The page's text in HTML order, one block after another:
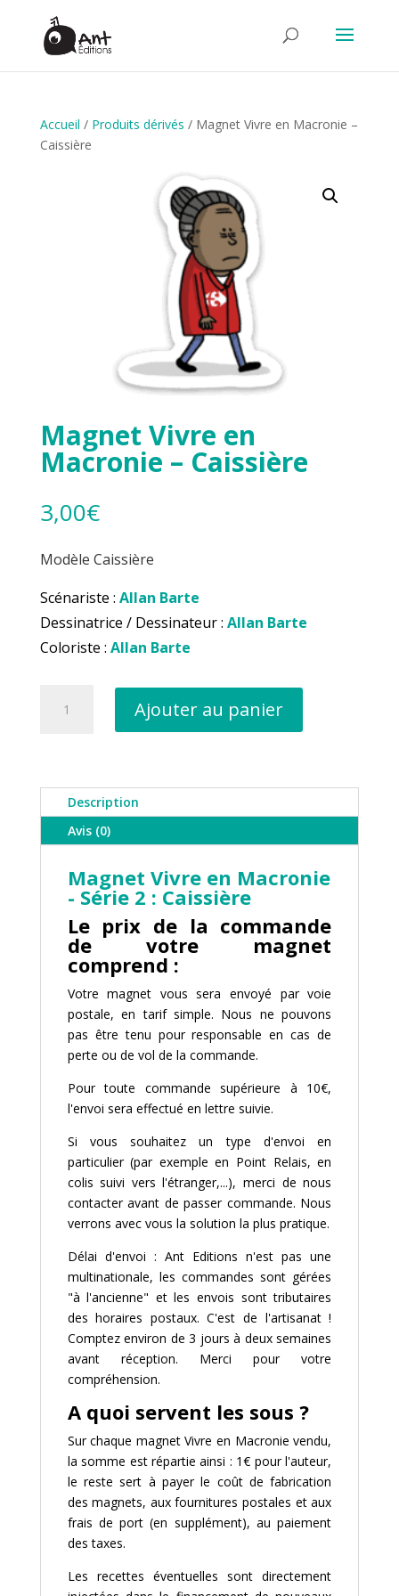
Accueil / Produits dérivés / Magnet Vivre en Macronie –
Caissière
Magnet Vivre en
Macronie – Caissière
3,00€
Modèle Caissière
Scénariste : Allan Barte
Dessinatrice / Dessinateur : Allan Barte
Coloriste : Allan Barte
Macronie
-
Caissière
Ajouter au panier
Description
Avis (0)
Magnet Vivre en Macronie
- Série 2 : Caissière
Le prix de la commande
de votre magnet
comprend :
Votre magnet vous sera envoyé par voie
postale, en tarif simple. Nous ne pouvons
pas être tenu pour responsable en cas de
perte ou de vol de la commande.
Pour toute commande supérieure à 10€,
l'envoi sera effectué en lettre suivie.
Si vous souhaitez un type d'envoi en
particulier (par exemple en Point Relais, en
colis suivi vers l'étranger,...), merci de nous
contacter avant de passer commande. Nous
verrons avec vous la solution la plus pratique.
Délai d'envoi : Ant Editions n'est pas une
multinationale, les commandes sont gérées
"à l'ancienne" et les envois sont tributaires
des horaires postaux. C'est de l'artisanat !
Comptez environ de 3 jours à deux semaines
avant réception. Merci pour votre
compréhension.
A quoi servent les sous ?
Sur chaque magnet Vivre en Macronie vendu,
la somme est répartie ainsi : 1€ pour l'auteur,
le reste sert à payer le coût de fabrication
des magnets, aux fournitures postales et aux
frais de port (en supplément), au paiement
des taxes.
Les recettes éventuelles sont directement